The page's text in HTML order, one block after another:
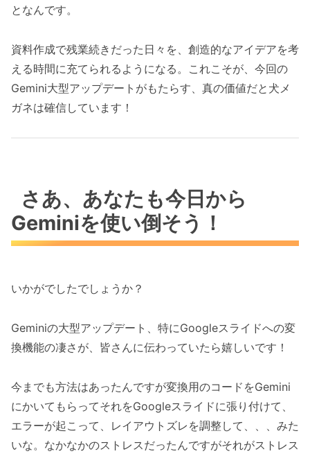
となんです。
資料作成で残業続きだった日々を、創造的なアイデアを考
える時間に充てられるようになる。これこそが、今回の
Gemini大型アップデートがもたらす、真の価値だと犬メ
ガネは確信しています！
さあ、あなたも今日から
Geminiを使い倒そう！
いかがでしたでしょうか？
Geminiの大型アップデート、特にGoogleスライドへの変
換機能の凄さが、皆さんに伝わっていたら嬉しいです！
今までも方法はあったんですが変換用のコードをGemini
にかいてもらってそれをGoogleスライドに張り付けて、
エラーが起こって、レイアウトズレを調整して、、、みた
いな。なかなかのストレスだったんですがそれがストレス